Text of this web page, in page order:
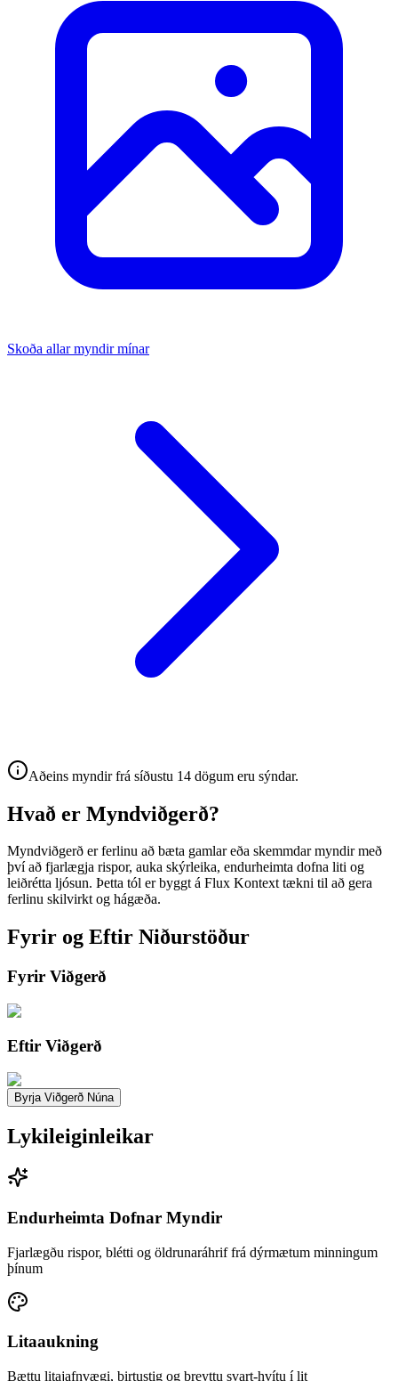
Skoða allar myndir mínar
Aðeins myndir frá síðustu 14 dögum eru sýndar.
Hvað er Myndviðgerð?
Myndviðgerð er ferlinu að bæta gamlar eða skemmdar myndir með
því að fjarlægja rispor, auka skýrleika, endurheimta dofna liti og
leiðrétta ljósun. Þetta tól er byggt á Flux Kontext tækni til að gera
ferlinu skilvirkt og hágæða.
Fyrir og Eftir Niðurstöður
Fyrir Viðgerð
Eftir Viðgerð
Byrja Viðgerð Núna
Lykileiginleikar
Endurheimta Dofnar Myndir
Fjarlægðu rispor, blétti og öldrunaráhrif frá dýrmætum minningum
þínum
Litaaukning
Bættu litajafnvægi, birtustig og breyttu svart-hvítu í lit